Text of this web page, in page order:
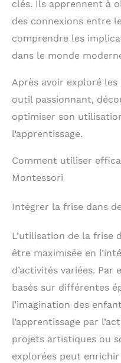
clés. Ils apprennent à
des connexions entre
comprendre les
dans le monde
Après avoir exploré
outil passionnant,
optimiser son
l’apprentissage.
Comment utiliser
Montessori
Intégrer la frise dans
L’utilisation de la frise
être maximisée en
d’activités variées.
basés sur différentes
l’imagination des
l’apprentissage par
projets artistiques ou
explorées peut enrichir